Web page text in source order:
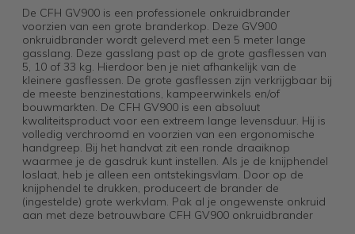
De CFH GV900 is een professionele onkruidbrander
voorzien van een grote branderkop. Deze GV900
onkruidbrander wordt geleverd met een 5 meter lange
gasslang. Deze gasslang past op de grote gasflessen van
5, 10 of 33 kg. Hierdoor ben je niet afhankelijk van de
kleinere gasflessen. De grote gasflessen zijn verkrijgbaar bij
de meeste benzinestations, kampeerwinkels en/of
bouwmarkten. De CFH GV900 is een absoluut
kwaliteitsproduct voor een extreem lange levensduur. Hij is
volledig verchroomd en voorzien van een ergonomische
handgreep. Bij het handvat zit een ronde draaiknop
waarmee je de gasdruk kunt instellen. Als je de knijphendel
loslaat, heb je alleen een ontstekingsvlam. Door op de
knijphendel te drukken, produceert de brander de
(ingestelde) grote werkvlam. Pak al je ongewenste onkruid
aan met deze betrouwbare CFH GV900 onkruidbrander